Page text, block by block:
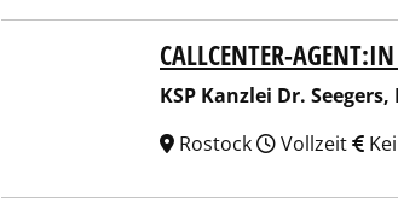
KSP Kanzlei Dr. Seegers, Dr. Frankenheim
CALLCENTER-
KSP Kanzlei Dr.
Rostock
Vollzeit